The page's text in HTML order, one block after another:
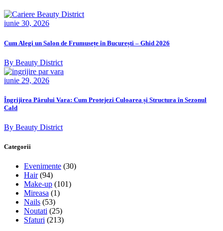
iunie 30, 2026
Cum Alegi un Salon de Frumusețe în București – Ghid 2026
By Beauty District
iunie 29, 2026
Îngrijirea Părului Vara: Cum Protejezi Culoarea și Structura în Sezonul
Cald
By Beauty District
Categorii
Evenimente (30)
Hair(94)
Make-up (101)
Mireasa (1)
Nails (53)
Noutati (25)
Sfaturi (213)